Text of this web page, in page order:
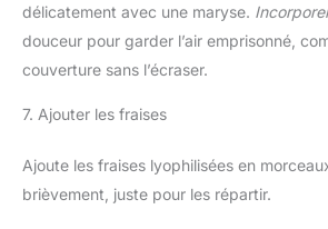
délicatement avec une maryse.
douceur pour garder l’air emprisonné,
couverture sans l’écraser.
7. Ajouter les fraises
Ajoute les fraises lyophilisées en
brièvement, juste pour les répartir.